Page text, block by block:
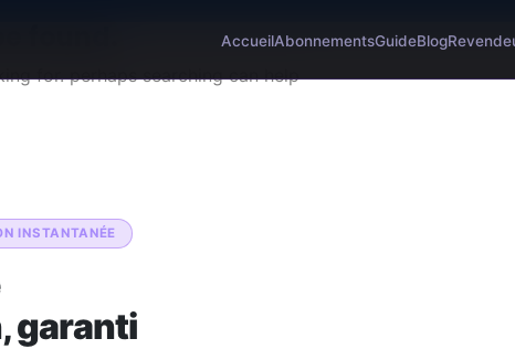
AccueilAbonnementsGuideBlog
found.
for. perhaps searching can help
INSTANTANÉE
garanti